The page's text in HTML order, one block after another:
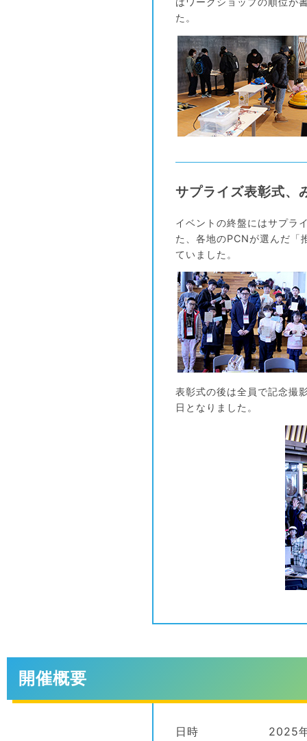
た。
サプライズ表彰式、
イベントの終盤にはサプラ
た、各地のPCNが選んだ「
ていました。
表彰式の後は全員で記念撮
日となりました。
開催概要
日時 2025